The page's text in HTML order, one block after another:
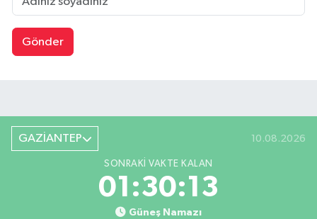
Gönder
GAZİANTEP 10.08.2026
SONRAKI VAKTE KALAN
01:30:12
Güneş Namazı